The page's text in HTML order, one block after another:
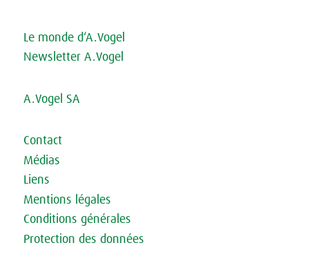
Le monde d‘A.Vogel
Newsletter A.Vogel
A.Vogel SA
Contact
Médias
Liens
Mentions légales
Conditions générales
Protection des données